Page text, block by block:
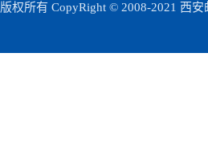
版权所有 CopyRight © 2008-2021 西